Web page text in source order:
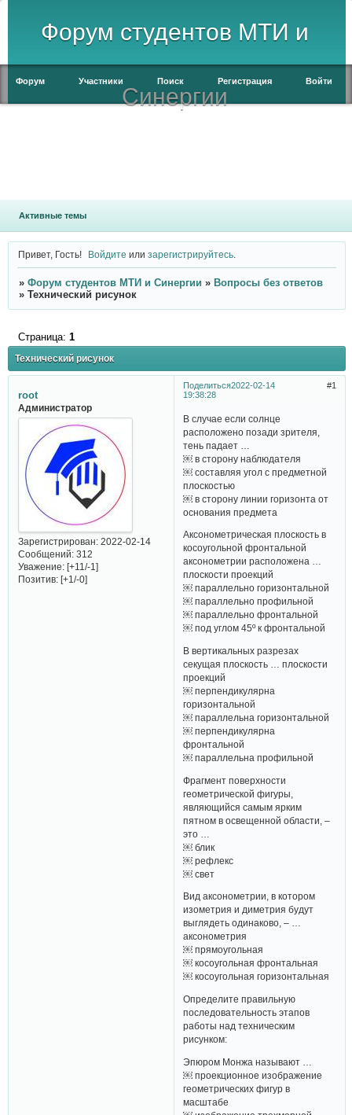
Форум студентов МТИ и
Синергии
Форум Участники Поиск Регистрация Войти
Активные темы
Привет, Гость! Войдите илизарегистрируйтесь
» Форум студентов МТИ и Синергии » Вопросы без ответов
» Технический рисунок
Технический рисунок
Страница: 1
Поделиться 1
2022-02-14
19:38:28
root
Администратор
Зарегистрирован: 2022-02-14
Сообщений:312
Уважение: [+11/-1]
Позитив: [+1/-0]
В случае если солнце
расположено позади зрителя,
тень падает …
￼ в сторону наблюдателя
￼ составляя угол с предметной
плоскостью
￼ в сторону линии горизонта от
основания предмета
Аксонометрическая плоскость в
косоугольной фронтальной
аксонометрии расположена …
плоскости проекций
￼ параллельно горизонтальной
￼ параллельно профильной
￼ параллельно фронтальной
￼ под углом 45º к фронтальной
В вертикальных разрезах
секущая плоскость … плоскости
проекций
￼ перпендикулярна
горизонтальной
￼ параллельна горизонтальной
￼ перпендикулярна
фронтальной
￼ параллельна профильной
Фрагмент поверхности
геометрической фигуры,
являющийся самым ярким
пятном в освещенной области, –
это …
￼ блик
￼ рефлекс
￼ свет
Вид аксонометрии, в котором
изометрия и диметрия будут
выглядеть одинаково, – …
аксонометрия
￼ прямоугольная
￼ косоугольная фронтальная
￼ косоугольная горизонтальная
Определите правильную
последовательность этапов
работы над техническим
рисунком:
Эпюром Монжа называют …
￼ проекционное изображение
геометрических фигур в
масштабе